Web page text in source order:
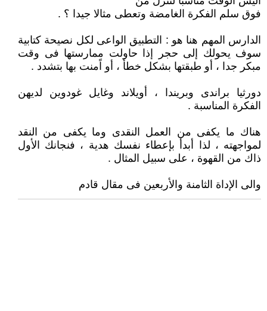
فوق سلم الفكرة الغامضة وتعطى مثالا جيدا ؟ .
الدارس المهم هنا هو : التطبيق الواعى لكل نصيحة كتابية
سوف يحولك إلى حجر إذا حاولت ممارستها فى وقت
مبكر جدا ، أو طبقتها بشكل خطأ ، أو اًمنت بها بتشدد .
دورثيا براندى وبريندا ، أويلاند وغايل غودوين لديهن
الفكرة المناسبة .
هناك ما يكفى من العمل النقدى وما يكفى من النقد
لمواجهته ، لذا أبدأ بإعطاء نفسك هدية ، فنجانك الأول
ذاك من القهوة ، على سبيل المثال .
والى الإداة الثامنة والأربعين فى مقال قادم